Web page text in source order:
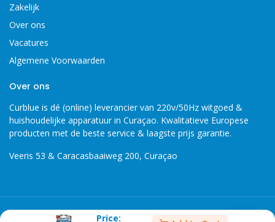
Price:
Zakelijk
Over ons
Vacatures
Algemene Voorwaarden
Over ons
Curblue is dé (online) leverancier van 220v/50Hz witgoed &
huishoudelijke apparatuur in Curaçao. Kwalitatieve Europese
producten met de beste service & laagste prijs garantie.
Veeris 53 & Caracasbaaiweg 200, Curaçao
Copyright 2026 © Curblue, disclaimer, er kunnen geen rechten